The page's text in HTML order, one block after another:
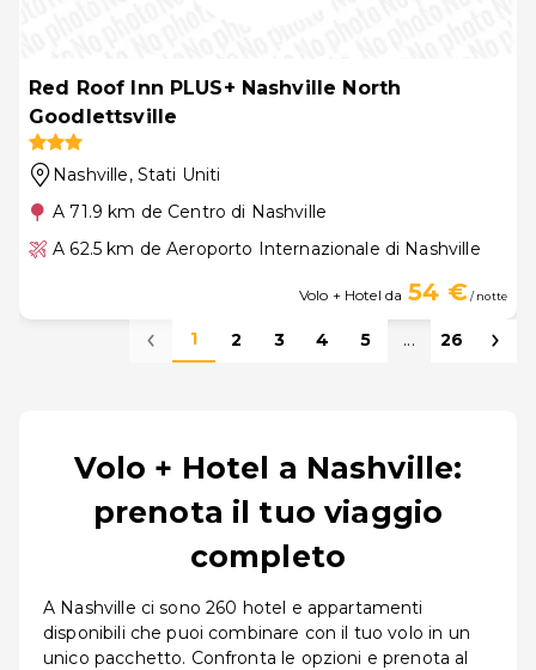
Red Roof Inn PLUS+ Nashville North
Goodlettsville
Nashville, Stati Uniti
A 71.9 km de Centro di Nashville
A 62.5 km de Aeroporto Internazionale di Nashville
Volo + Hotel da 54 €/ notte
1 2 3 4 5 ... 26
Volo + Hotel a Nashville:
prenota il tuo viaggio
completo
A Nashville ci sono 260 hotel e appartamenti
disponibili che puoi combinare con il tuo volo in un
unico pacchetto. Confronta le opzioni e prenota al